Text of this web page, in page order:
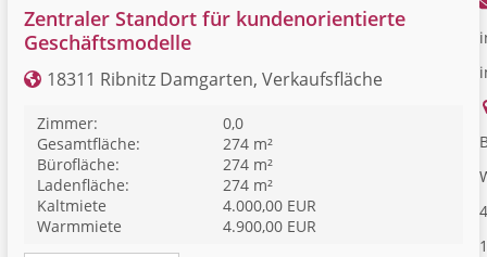
Zentraler Standort für kundenorientierte
Geschäftsmodelle
18311 Ribnitz Damgarten, Verkaufsfläche
Zimmer:
0,0
Gesamtfläche:
274 m²
Bürofläche:
274 m²
Ladenfläche:
274 m²
Kaltmiete
4.000,00 EUR
Warmmiete
4.900,00 EUR